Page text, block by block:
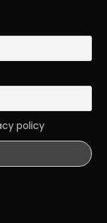
policy